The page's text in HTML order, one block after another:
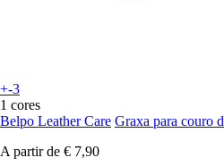
+-3
1 cores
Belpo Leather Care Graxa para couro
A partir de € 7,90